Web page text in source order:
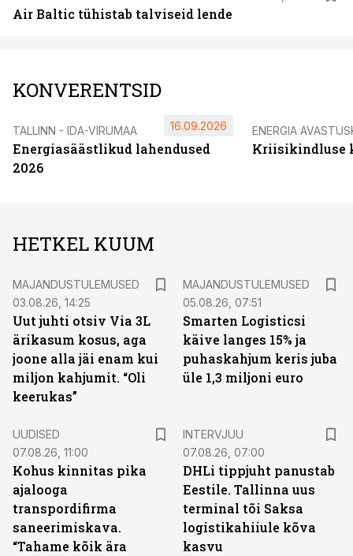
Air Baltic tühistab talviseid lende
KONVERENTSID
TALLINN - IDA-VIRUMAA
Energiasäästlikud lahendused
2026
16.09.2026 ENERGIA
Kriisikindluse
HETKEL KUUM
MAJANDUSTULEMUSED
03.08.26, 14:25
Uut juhti otsiv Via 3L
ärikasum kosus, aga
joone alla jäi enam kui
miljon kahjumit. “Oli
keerukas”
MAJANDUSTULEMUSED
05.08.26, 07:51
Smarten Logisticsi
käive langes 15% ja
puhaskahjum keris juba
üle 1,3 miljoni euro
UUDISED
07.08.26, 11:00
Kohus kinnitas pika
ajalooga
transpordifirma
saneerimiskava.
“Tahame kõik ära
INTERVJUU
07.08.26, 07:00
DHLi tippjuht panustab
Eestile. Tallinna uus
terminal tõi Saksa
logistikahiiule kõva
kasvu